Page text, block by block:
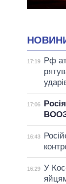
17:19
Рф
17:06
ВООЗ
16:43
16:29 У